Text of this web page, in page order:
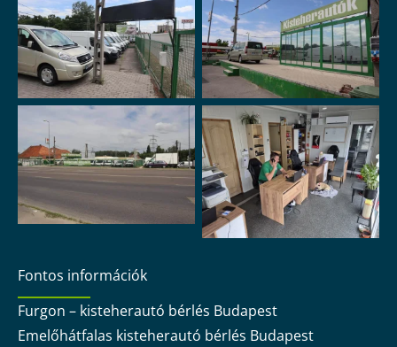
Fontos információk
Furgon – kisteherautó bérlés Budapest
Emelőhátfalas kisteherautó bérlés Budapest